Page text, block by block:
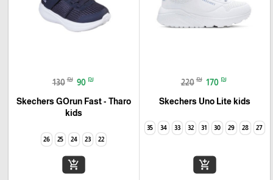
220 ₪ 170 ₪
Skechers Uno Lite kids
27
28
29
30
31
32
33
34
35
add_shopping_cart
130 ₪ 90 ₪
Skechers GOrun Fast - Tharo
kids
22
23
24
25
26
add_shopping_cart